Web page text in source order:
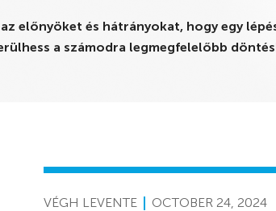
előnyöket és hátrányokat, hogy egy
a számodra legmegfelelőbb
VÉGH LEVENTE OCTOBER 24, 2024